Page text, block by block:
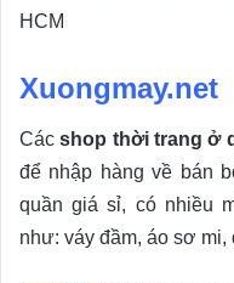
HCM
Xuongmay.net
Cácshop thời trang ở
để nhập hàng về bán
quần giá sỉ, có nhiều
như: váy đầm, áo sơ